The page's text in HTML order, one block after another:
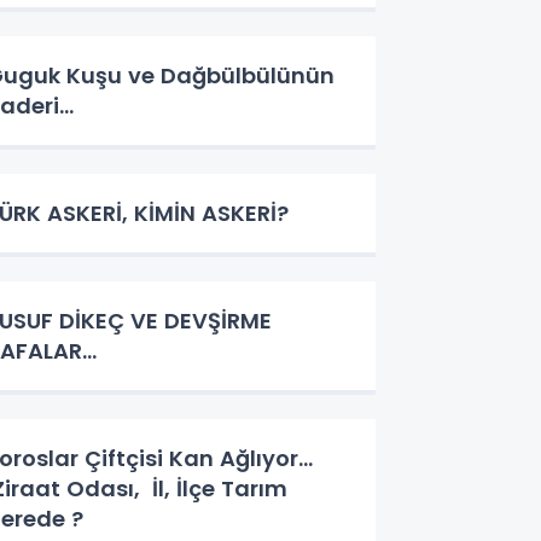
Kuşu ve Dağbülbülünün
ASKERİ, KİMİN ASKERİ?
DİKEÇ VE DEVŞİRME
Çiftçisi Kan Ağlıyor…
Odası, İl, İlçe Tarım
?